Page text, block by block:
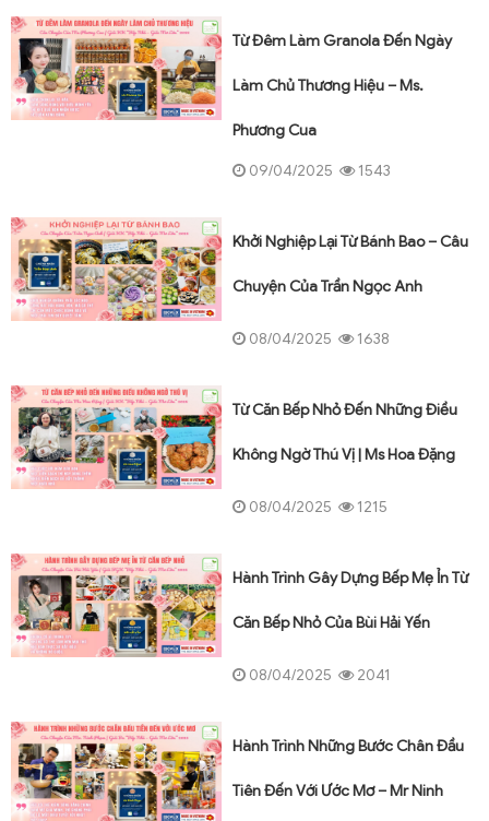
Từ Đêm Làm Granola Đến Ngày
Làm Chủ Thương Hiệu – Ms.
Phương Cua
09/04/2025 1543
Khởi Nghiệp Lại Từ Bánh Bao – Câu
Chuyện Của Trần Ngọc Anh
08/04/2025 1638
Từ Căn Bếp Nhỏ Đến Những Điều
Không Ngờ Thú Vị | Ms Hoa Đặng
08/04/2025 1215
Hành Trình Gây Dựng Bếp Mẹ Ỉn Từ
Căn Bếp Nhỏ Của Bùi Hải Yến
08/04/2025 2041
Hành Trình Những Bước Chân Đầu
Tiên Đến Với Ước Mơ – Mr Ninh